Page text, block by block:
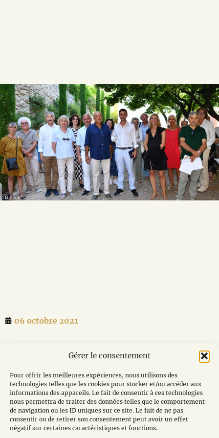
Gérer le consentement
Pour offrir les meilleures expériences, nous utilisons des
technologies telles que les cookies pour stocker et/ou accéder aux
informations des appareils. Le fait de consentir à ces technologies
nous permettra de traiter des données telles que le comportement
de navigation ou les ID uniques sur ce site. Le fait de ne pas
consentir ou de retirer son consentement peut avoir un effet
négatif sur certaines caractéristiques et fonctions.
06 octobre 2021
Ci-dessous la lettre transmise au Directeur de
Lettre à l’hopital d’Avignon – 4 aout 2021 Télécharger